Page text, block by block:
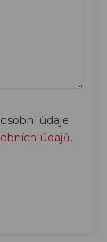
údaje
údajů.